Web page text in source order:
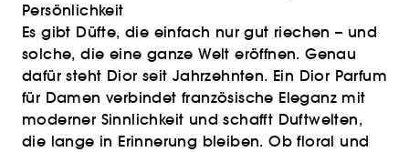
Persönlichkeit
Es gibt Düfte, die einfach nur gut riechen – und
solche, die eine ganze Welt eröffnen. Genau
dafür steht Dior seit Jahrzehnten. Ein Dior Parfum
für Damen verbindet französische Eleganz mit
moderner Sinnlichkeit und schafft Duftwelten,
die lange in Erinnerung bleiben. Ob floral und